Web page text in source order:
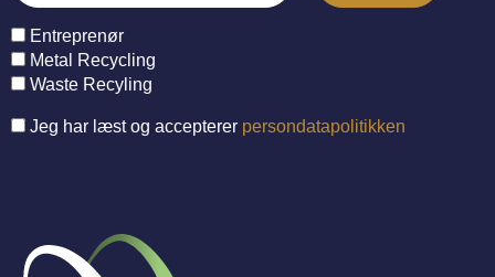
Entreprenør
Metal Recycling
Waste Recyling
Jeg har læst og accepterer persondatapolitikken